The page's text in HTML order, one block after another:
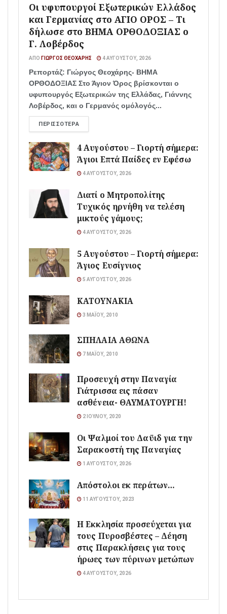
Οι υφυπουργοί Εξωτερικών Ελλάδος
και Γερμανίας στο ΑΓΙΟ ΟΡΟΣ – Τι
δήλωσε στο ΒΗΜΑ ΟΡΘΟΔΟΞΙΑΣ ο
Γ. Λοβέρδος
ΑΠΌ ΓΙΏΡΓΟΣ ΘΕΟΧΆΡΗΣ 4 ΑΥΓΟΎΣΤΟΥ, 2026
Ρεπορτάζ: Γιώργος Θεοχάρης- ΒΗΜΑ
ΟΡΘΟΔΟΞΙΑΣ Στο Άγιον Όρος βρίσκονται ο
υφυπουργός Εξωτερικών της Ελλάδας, Γιάννης
Λοβέρδος, και ο Γερμανός ομόλογός...
ΠΕΡΙΣΣΌΤΕΡΑ
4 Αυγούστου – Γιορτή σήμερα:
Άγιοι Επτά Παίδες εν Εφέσω
4 ΑΥΓΟΎΣΤΟΥ, 2026
Διατί ο Μητροπολίτης
Τυχικός ηρνήθη να τελέση
μικτούς γάμους;
4 ΑΥΓΟΎΣΤΟΥ, 2026
5 Αυγούστου – Γιορτή σήμερα:
Άγιος Ευσίγνιος
5 ΑΥΓΟΎΣΤΟΥ, 2026
ΚΑΤΟΥΝΑΚΙΑ
3 ΜΑΪ́ΟΥ, 2010
ΣΠΗΛΑΙΑ ΑΘΩΝΑ
7 ΜΑΪ́ΟΥ, 2010
Προσευχή στην Παναγία
Γιάτρισσα εις πάσαν
ασθένεια- ΘΑΥΜΑΤΟΥΡΓΗ!
2 ΙΟΥΛΊΟΥ, 2020
Οι Ψαλμοί του Δαϋιδ για την
Σαρακοστή της Παναγίας
1 ΑΥΓΟΎΣΤΟΥ, 2026
Απόστολοι εκ περάτων…
11 ΑΥΓΟΎΣΤΟΥ, 2023
Η Εκκλησία προσεύχεται για
τους Πυροσβέστες – Δέηση
στις Παρακλήσεις για τους
ήρωες των πύρινων μετώπων
4 ΑΥΓΟΎΣΤΟΥ, 2026